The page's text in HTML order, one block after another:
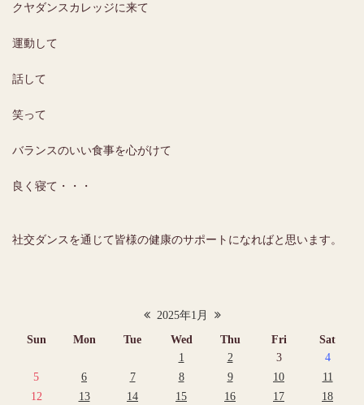
2025年1月
Sun
Mon Tue Wed Thu Fri
Sat
1
2 3
4
5
6 7 8 9 10
11
12
13 14 15 16 17
18
クヤダンスカレッジに来て
運動して
話して
笑って
バランスのいい食事を心がけて
良く寝て・・・
社交ダンスを通じて皆様の健康のサポートになればと思います。